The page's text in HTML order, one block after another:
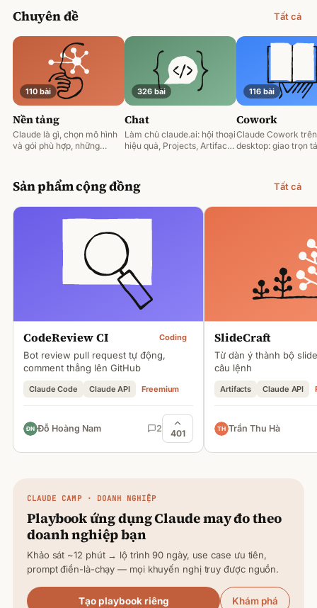
Chuyên đề Tất cả
110 bài
Nền tảng
Claude là gì, chọn mô hình
và gói phù hợp, những
326 bài
Chat
Làm chủ claude.ai: hội thoại
hiệu quả, Projects, Artifacts
116 bài
Cowork
Claude Cowork trên
desktop: giao trọn
Sản phẩm cộng đồng Tất cả
CodeReview CI Coding
Bot review pull request tự động,
comment thẳng lên GitHub
Claude Code Claude API Freemium
Đỗ Hoàng Nam 2 401
SlideCraft
Từ dàn ý thành bộ
câu lệnh
Artifacts Claude API
Trần Thu Hà
CLAUDE CAMP · DOANH NGHIỆP
Playbook ứng dụngClaudemay đo theo
doanh nghiệp bạn
Khảo sát ~12 phút → lộ trình 90 ngày, use case ưu tiên,
prompt điền-là-chạy — mọi khuyến nghị truy được nguồn.
Tạo playbook riêng Khám phá